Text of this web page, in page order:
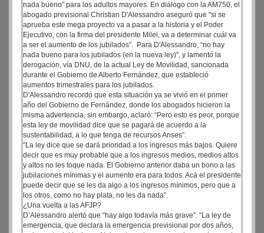
nada bueno" para los adultos mayores. En diálogo con la AM750, el
abogado previsional Christian D'Alessandro aseguró que "si se
aprueba este mega proyecto va a pasar a la historia y el Poder
Ejecutivo, con la firma del presidente Milei, va a determinar cuál va
a ser el aumento de los jubilados”. Para D'Alessandro, “no hay
nada bueno para los jubilados (en la nueva ley)", y lamentó la
derogación, vía DNU, de la actual Ley de Movilidad, sancionada
durante el Gobierno de Alberto Fernández, que estableció
aumentos trimestrales para los jubilados.
D'Alessandro recordó que esta situación ya se vivió en el primer
año del Gobierno de Fernández, donde los abogados hicieron la
misma advertencia, sin embargo, aclaró: “Pero esto es peor, porque
esta ley de movilidad dice que se pagará de acuerdo a la
sustentabilidad, a lo que tenga de recursos Anses”.
“La ley dice que se dará prioridad a los ingresos más bajos. Quiere
decir que es muy probable que a los ingresos medios, medios altos
y altos no les toque nada. El Gobierno anterior daba un bono a las
jubilaciones mínimas y el aumento era para todos. Acá el presidente
puede decir que se les da algo a los ingresos mínimos, pero que a
los otros, como no hay plata, no les da nada”.
¿Una vuelta a las AFJP?
D’Alessandro alertó que “hay algo todavía más grave”. “La ley de
emergencia, que declara la emergencia previsional por dos años,